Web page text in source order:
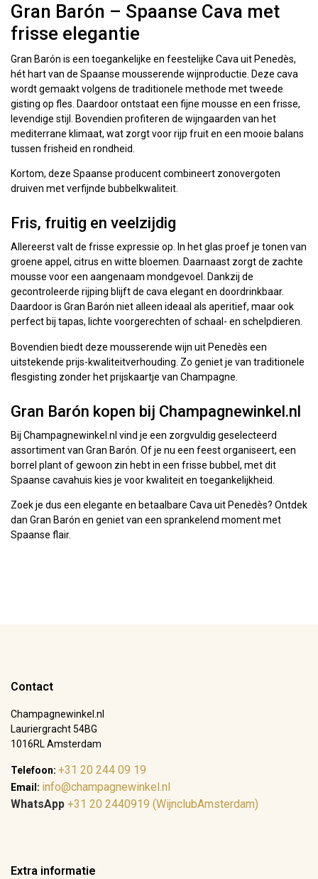
Gran Barón – Spaanse Cava met
frisse elegantie
Gran Barón is een toegankelijke en feestelijke Cava uit Penedès,
hét hart van de Spaanse mousserende wijnproductie. Deze cava
wordt gemaakt volgens de traditionele methode met tweede
gisting op fles. Daardoor ontstaat een fijne mousse en een frisse,
levendige stijl. Bovendien profiteren de wijngaarden van het
mediterrane klimaat, wat zorgt voor rijp fruit en een mooie balans
tussen frisheid en rondheid.
Kortom, deze Spaanse producent combineert zonovergoten
druiven met verfijnde bubbelkwaliteit.
Fris, fruitig en veelzijdig
Allereerst valt de frisse expressie op. In het glas proef je tonen van
groene appel, citrus en witte bloemen. Daarnaast zorgt de zachte
mousse voor een aangenaam mondgevoel. Dankzij de
gecontroleerde rijping blijft de cava elegant en doordrinkbaar.
Daardoor is Gran Barón niet alleen ideaal als aperitief, maar ook
perfect bij tapas, lichte voorgerechten of schaal- en schelpdieren.
Bovendien biedt deze mousserende wijn uit Penedès een
uitstekende prijs-kwaliteitverhouding. Zo geniet je van traditionele
flesgisting zonder het prijskaartje van Champagne.
Gran Barón kopen bij Champagnewinkel.nl
Bij Champagnewinkel.nl vind je een zorgvuldig geselecteerd
assortiment van Gran Barón. Of je nu een feest organiseert, een
borrel plant of gewoon zin hebt in een frisse bubbel, met dit
Spaanse cavahuis kies je voor kwaliteit en toegankelijkheid.
Zoek je dus een elegante en betaalbare Cava uit Penedès? Ontdek
dan Gran Barón en geniet van een sprankelend moment met
Spaanse flair.
Contact
Champagnewinkel.nl
Lauriergracht 54BG
1016RL Amsterdam
Telefoon: +31 20 244 09 19
Email: info@champagnewinkel.nl
WhatsApp +31 20 2440919 (WijnclubAmsterdam)
Extra informatie